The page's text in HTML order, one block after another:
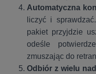
Automatyczna
liczyć i
pakiet przyjdzie
odeśle
zmuszając do
Odbiór z wielu